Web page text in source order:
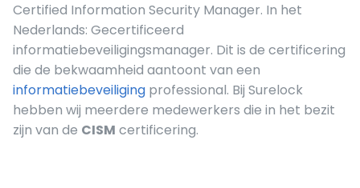
Certified Information Security Manager. In het
Nederlands: Gecertificeerd
informatiebeveiligingsmanager. Dit is de certificering
die de bekwaamheid aantoont van een
informatiebeveiliging professional. Bij Surelock
hebben wij meerdere medewerkers die in het bezit
zijn van de CISM certificering.